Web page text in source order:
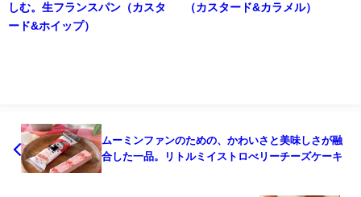
しむ。生フランスパン（カスタ
ード&ホイップ）
（カスタード&カラメル）
ムーミンファンのための、かわいさと美味しさが融
合した一品。リトルミイストロべリーチーズケーキ